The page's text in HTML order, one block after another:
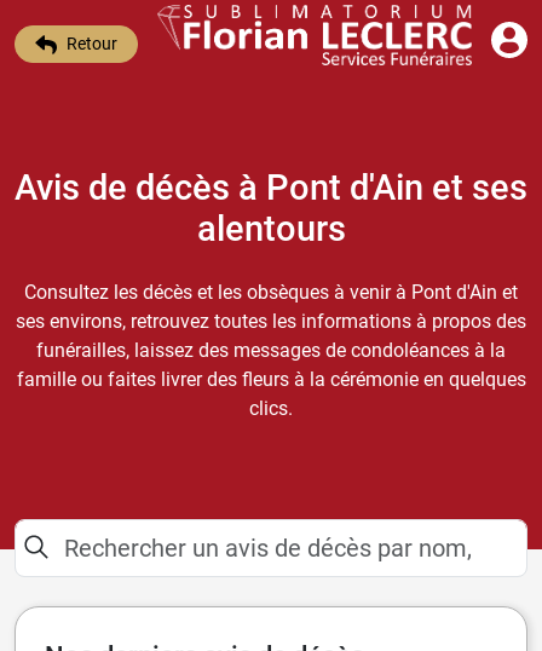
Retour
Avis de décès à Pont d'Ain et ses
alentours
Consultez les décès et les obsèques à venir à Pont d'Ain et
ses environs, retrouvez toutes les informations à propos des
funérailles, laissez des messages de condoléances à la
famille ou faites livrer des fleurs à la cérémonie en quelques
clics.